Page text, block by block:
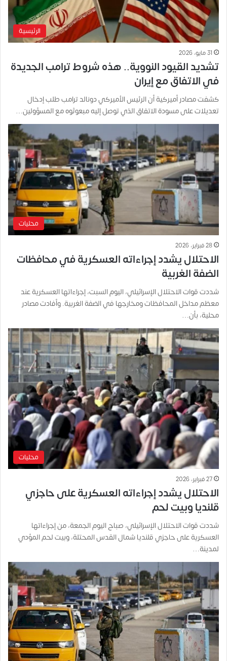
الرئيسية
31 مايو، 2026
تشديد القيود النووية.. هذه شروط ترامب الجديدة
في الاتفاق مع إيران
كشفت مصادر أميركية أن الرئيس الأميركي دونالد ترامب طلب إدخال
تعديلات على مسودة الاتفاق الذي توصل إليه مبعوثوه مع المسؤولين…
محليات
28 فبراير، 2026
الاحتلال يشدد إجراءاته العسكرية في محافظات
الضفة الغربية
شددت قوات الاحتلال الإسرائيلي، اليوم السبت، إجراءاتها العسكرية عند
معظم مداخل المحافظات ومخارجها في الضفة الغربية. وأفادت مصادر
محلية، بأن…
محليات
27 فبراير، 2026
الاحتلال يشدد إجراءاته العسكرية على حاجزي
قلنديا وبيت لحم
شددت قوات الاحتلال الإسرائيلي، صباح اليوم الجمعة، من إجراءاتها
العسكرية على حاجزي قلنديا شمال القدس المحتلة، وبيت لحم المؤدي
لمدينة…